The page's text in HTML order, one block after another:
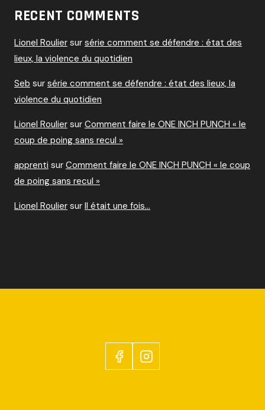
RECENT COMMENTS
Lionel Roulier sur série comment se défendre : état des
lieux, la violence du quotidien
Seb sur série comment se défendre : état des lieux, la
violence du quotidien
Lionel Roulier sur Comment faire le ONE INCH PUNCH « le
coup de poing sans recul »
apprenti sur Comment faire le ONE INCH PUNCH « le coup
de poing sans recul »
Lionel Roulier sur Il était une fois…